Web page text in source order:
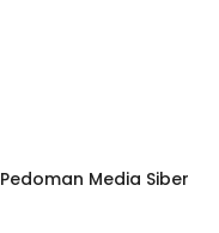
Pedoman Media Siber